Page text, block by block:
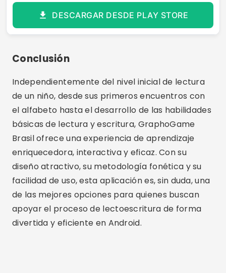
DESCARGAR DESDE PLAY STORE
Conclusión
Independientemente del nivel inicial de lectura
de un niño, desde sus primeros encuentros con
el alfabeto hasta el desarrollo de las habilidades
básicas de lectura y escritura, GraphoGame
Brasil ofrece una experiencia de aprendizaje
enriquecedora, interactiva y eficaz. Con su
diseño atractivo, su metodología fonética y su
facilidad de uso, esta aplicación es, sin duda, una
de las mejores opciones para quienes buscan
apoyar el proceso de lectoescritura de forma
divertida y eficiente en Android.